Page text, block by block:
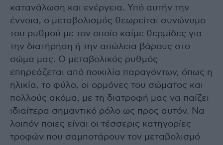
κατανάλωση και ενέργεια. Υπό αυτήν την
έννοια, ο μεταβολισμός θεωρείται συνώνυμο
του ρυθμού με τον οποίο καίμε θερμίδες για
την διατήρηση ή την απώλεια βάρους στο
σώμα μας. Ο μεταβολικός ρυθμός
επηρεάζεται από ποικιλία παραγόντων, όπως η
ηλικία, το φύλο, οι ορμόνες του σώματος και
πολλούς ακόμα, με τη διατροφή μας να παίζει
ιδιαίτερα σημαντικό ρόλο ως προς αυτόν. Να
λοιπόν ποιες είναι οι τέσσερις κατηγορίες
τροφών που σαμποτάρουν τον μεταβολισμό